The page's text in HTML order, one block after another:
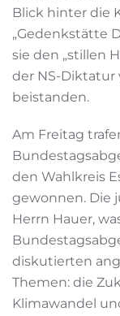
Blick hinter die
„Gedenkstätte
sie den „stillen
der NS-
beistanden.
Am Freitag
den Wahlkreis
gewonnen. Die
Herrn Hauer,
diskutierten
Themen: die
Klimawandel